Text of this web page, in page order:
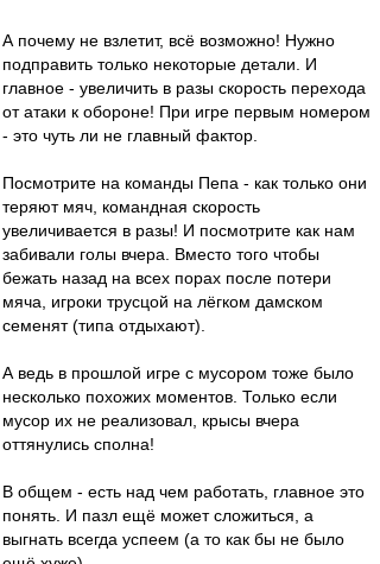
А почему не взлетит, всё возможно! Нужно
подправить только некоторые детали. И
главное - увеличить в разы скорость перехода
от атаки к обороне! При игре первым номером
- это чуть ли не главный фактор.
Посмотрите на команды Пепа - как только они
теряют мяч, командная скорость
увеличивается в разы! И посмотрите как нам
забивали голы вчера. Вместо того чтобы
бежать назад на всех порах после потери
мяча, игроки трусцой на лёгком дамском
семенят (типа отдыхают).
А ведь в прошлой игре с мусором тоже было
несколько похожих моментов. Только если
мусор их не реализовал, крысы вчера
оттянулись сполна!
В общем - есть над чем работать, главное это
понять. И пазл ещё может сложиться, а
выгнать всегда успеем (а то как бы не было